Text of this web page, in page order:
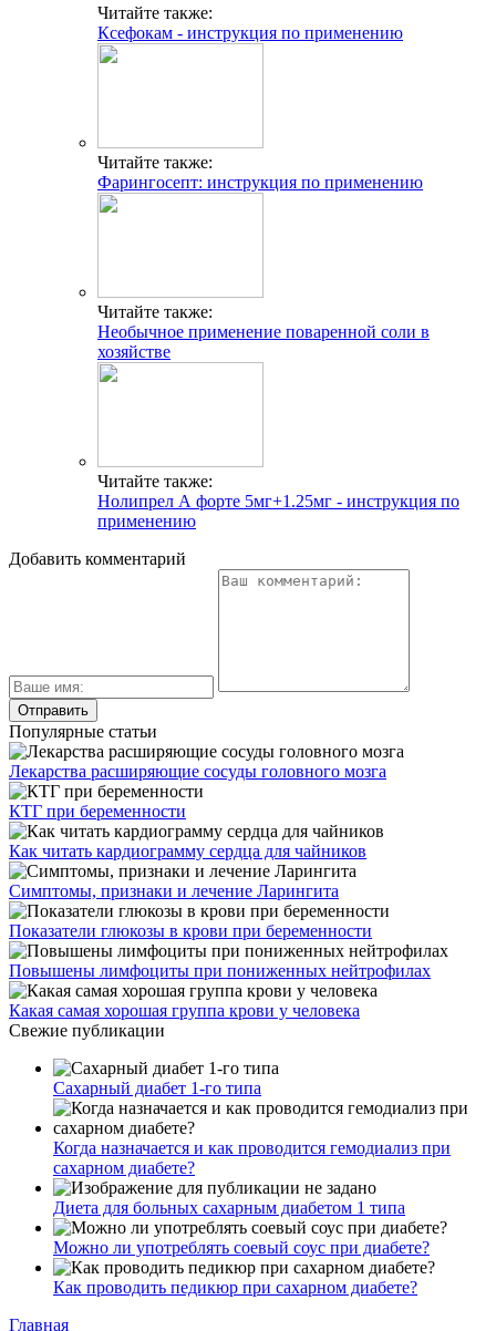
Читайте также:
Ксефокам - инструкция по применению
Читайте также:
Фарингосепт: инструкция по применению
Читайте также:
Необычное применение поваренной соли в
хозяйстве
Читайте также:
Нолипрел А форте 5мг+1.25мг - инструкция по
применению
Добавить комментарий
Популярные статьи
Лекарства расширяющие сосуды головного мозга
КТГ при беременности
Как читать кардиограмму сердца для чайников
Симптомы, признаки и лечение Ларингита
Показатели глюкозы в крови при беременности
Повышены лимфоциты при пониженных нейтрофилах
Какая самая хорошая группа крови у человека
Свежие публикации
Сахарный диабет 1-го типа
Когда назначается и как проводится гемодиализ при
сахарном диабете?
Диета для больных сахарным диабетом 1 типа
Можно ли употреблять соевый соус при диабете?
Как проводить педикюр при сахарном диабете?
Главная